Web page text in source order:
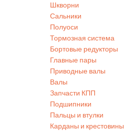
Шкворни
Сальники
Полуоси
Тормозная система
Бортовые редукторы
Главные пары
Приводные валы
Валы
Запчасти КПП
Подшипники
Пальцы и втулки
Карданы и крестовины